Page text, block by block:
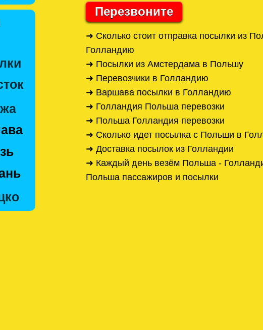
Перезвоните
➜ Сколько стоит отправка посылки из
Голландию
➜ Посылки из Амстердама в Польшу
➜ Перевозчики в Голландию
➜ Варшава посылки в Голландию
➜ Голландия Польша перевозки
➜ Польша Голландия перевозки
➜ Сколько идет посылка с Польши в
➜ Доставка посылок из Голландии
➜ Каждый день везём Польша -
Польша пассажиров и посылки